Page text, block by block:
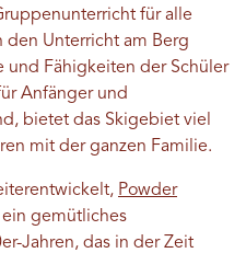
für alle
den Unterricht am Berg
und Fähigkeiten der Schüler
Anfänger und
bietet das Skigebiet viel
mit der ganzen Familie.
Powder
ein gemütliches
Jahren, das in der Zeit